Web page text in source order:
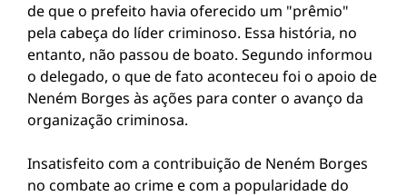
de que o prefeito havia oferecido um "prêmio"
pela cabeça do líder criminoso. Essa história, no
entanto, não passou de boato. Segundo informou
o delegado, o que de fato aconteceu foi o apoio de
Neném Borges às ações para conter o avanço da
organização criminosa.
Insatisfeito com a contribuição de Neném Borges
no combate ao crime e com a popularidade do